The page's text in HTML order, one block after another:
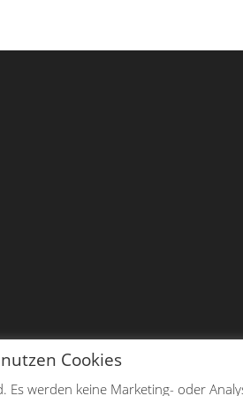
Cookies
werden keine Marketing- oder